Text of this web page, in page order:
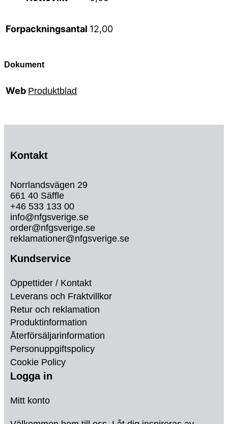
Forpackningsantal 12,00
Dokument
Web Produktblad
Kontakt
Norrlandsvägen 29
661 40 Säffle
+46 533 133 00
info@nfgsverige.se
order@nfgsverige.se
reklamationer@nfgsverige.se
Kundservice
Öppettider / Kontakt
Leverans och Fraktvillkor
Retur och reklamation
Produktinformation
Återförsäljarinformation
Personuppgiftspolicy
Cookie Policy
Logga in
Mitt konto